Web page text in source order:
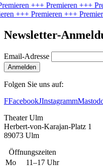
+++ Premieren +++
+++ Premieren +++
Newsletter-
Email-Adresse
Anmelden
Folgen Sie uns auf:
FFacebookJInstagramm
Theater Ulm
Herbert-von-Karajan-Platz 1
89073 Ulm
Öffnungszeiten
Mo
11–17 Uhr